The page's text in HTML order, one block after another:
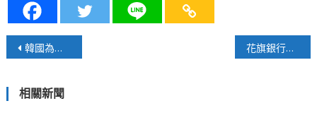
文
導
韓國為迎接AI時代全方位投資－2026年度預算編列達728兆韓元 花旗銀行深耕台灣逾六十年 協助企業拓展國際布局與永續發展
相關新聞